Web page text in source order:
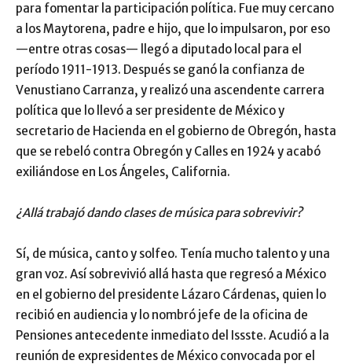
para fomentar la participación política. Fue muy cercano
a los Maytorena, padre e hijo, que lo impulsaron, por eso
—entre otras cosas— llegó a diputado local para el
período 1911-1913. Después se ganó la confianza de
Venustiano Carranza, y realizó una ascendente carrera
política que lo llevó a ser presidente de México y
secretario de Hacienda en el gobierno de Obregón, hasta
que se rebeló contra Obregón y Calles en 1924 y acabó
exiliándose en Los Ángeles, California.
¿Allá trabajó dando clases de música para sobrevivir?
Sí, de música, canto y solfeo. Tenía mucho talento y una
gran voz. Así sobrevivió allá hasta que regresó a México
en el gobierno del presidente Lázaro Cárdenas, quien lo
recibió en audiencia y lo nombró jefe de la oficina de
Pensiones antecedente inmediato del Issste. Acudió a la
reunión de expresidentes de México convocada por el